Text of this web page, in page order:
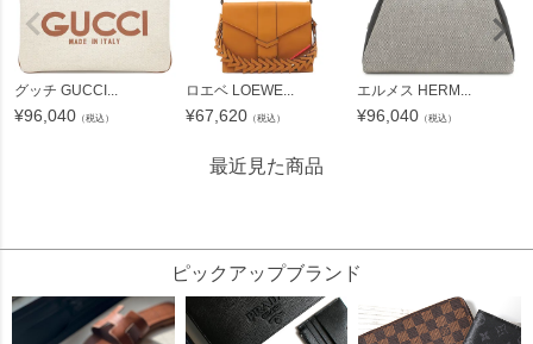
グッチ GUCCI...
¥96,040 （税込）
ロエベ LOEWE...
¥67,620 （税込）
エルメス HERM...
¥96,040 （税込）
最近見た商品
ピックアップブランド